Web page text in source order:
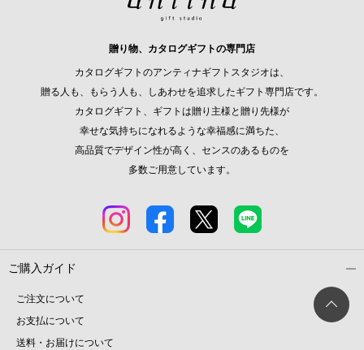
贈り物、カタログギフトの専門店
カタログギフトのアンティナギフトスタジオは、
贈る人も、もらう人も、しあわせを追求したギフト専門店です。
カタログギフト、ギフトは贈り主様と贈り先様が
幸せな気持ちになれるような幸福感に満ちた、
高品質でデザイン性が高く、センスのあるものを
多数ご用意しています。
ご購入ガイド
ご注文について
お支払について
送料・お届けについて